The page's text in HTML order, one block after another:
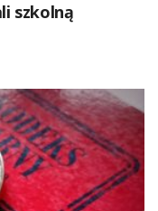
szkolną